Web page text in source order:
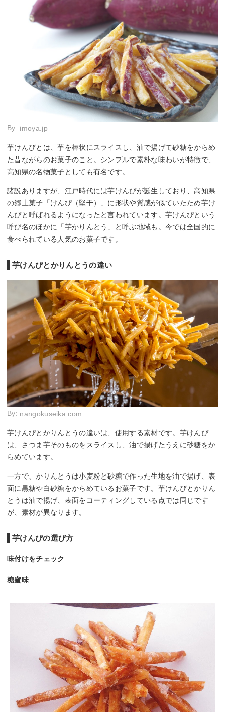
By: imoya.jp
芋けんぴとは、芋を棒状にスライスし、油で揚げて砂糖をからめ
た昔ながらのお菓子のこと。シンプルで素朴な味わいが特徴で、
高知県の名物菓子としても有名です。
諸説ありますが、江戸時代には芋けんぴが誕生しており、高知県
の郷土菓子「けんぴ（堅干）」に形状や質感が似ていたため芋け
んぴと呼ばれるようになったと言われています。芋けんぴという
呼び名のほかに「芋かりんとう」と呼ぶ地域も。今では全国的に
食べられている人気のお菓子です。
芋けんぴとかりんとうの違い
By: nangokuseika.com
芋けんぴとかりんとうの違いは、使用する素材です。芋けんぴ
は、さつま芋そのものをスライスし、油で揚げたうえに砂糖をか
らめています。
一方で、かりんとうは小麦粉と砂糖で作った生地を油で揚げ、表
面に黒糖や白砂糖をからめているお菓子です。芋けんぴとかりん
とうは油で揚げ、表面をコーティングしている点では同じです
が、素材が異なります。
芋けんぴの選び方
味付けをチェック
糖蜜味